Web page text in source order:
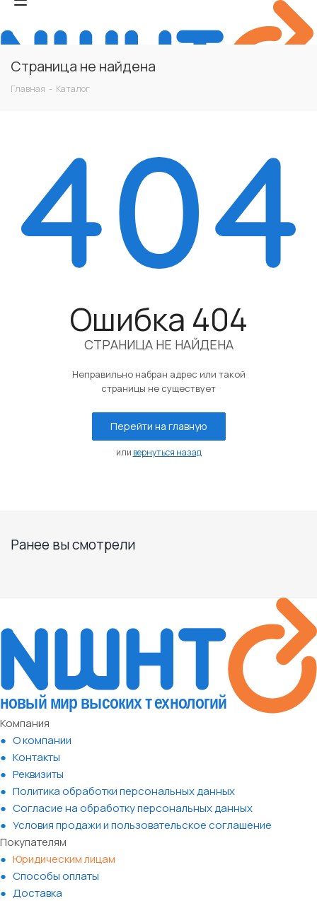
Страница не найдена
Главная - Каталог
Ошибка 404
СТРАНИЦА НЕ НАЙДЕНА
Неправильно набран адрес или такой
страницы не существует
Перейти на главную
или вернуться назад
Ранее вы смотрели
Компания
О компании
Контакты
Реквизиты
Политика обработки персональных данных
Согласие на обработку персональных данных
Условия продажи и пользовательское соглашение
Покупателям
Юридическим лицам
Способы оплаты
Доставка